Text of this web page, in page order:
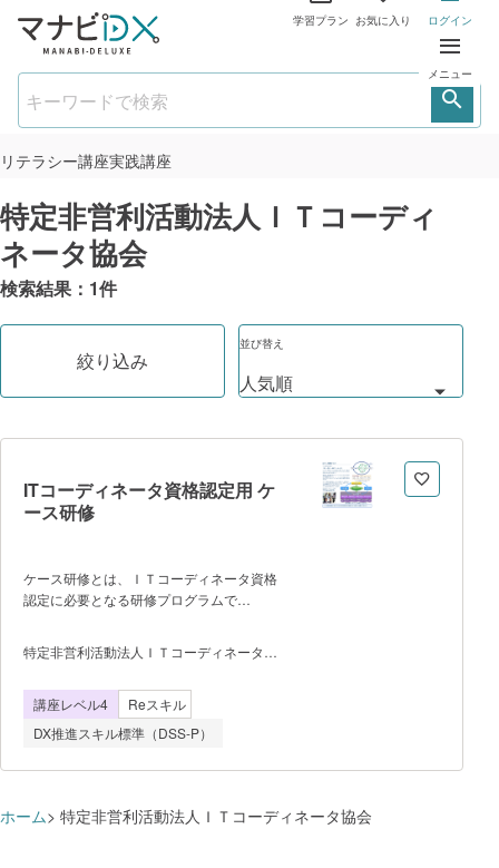
学習プラン お気に入り ログイン
メニュー
リテラシー講座実践講座
特定非営利活動法人ＩＴコーディ
ネータ協会
検索結果： 1件
絞り込み
並び替え
ITコーディネータ資格認定用 ケ
ース研修
ケース研修とは、ＩＴコーディネータ資格
認定に必要となる研修プログラムで
プラクティスであるデジタル経営プロセス
（デジタル経営推進プロセスガイドライ
似体験することによって、デジタル経営の
推進方法、およびＩＴコーディネータの業
務や使命を修得します。 ・事前学習：
ＩＴコーディネータプロセスガイドライン
グ））合計約100 分 ・事前学習：研修
特定非営利活動法人ＩＴコーディネータ協
講座レベル4
Reスキル
DX推進スキル標準（DSS-P）
ホーム 特定非営利活動法人ＩＴコーディネータ協会